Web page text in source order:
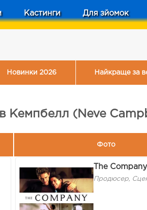
Кастинги Для зйомок
Новинки 2026 Найкраще за
Кемпбелл (Neve
Фото
The Company
Продюсер,